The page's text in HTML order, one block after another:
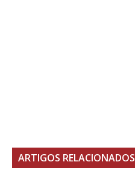
ARTIGOS RELACIONADOS